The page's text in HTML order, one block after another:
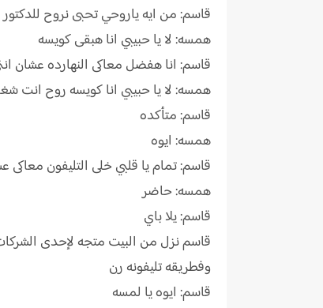
قاسم: من ايه ياروحي تحبى نروح للدكتور
همسه: لا يا حبيبي انا هبقى كويسه
قاسم: انا هفضل معاكى النهارده عشان
همسه: لا يا حبيبي انا كويسه روح انت
قاسم: متأكده
همسه: ايوه
قاسم: تمام يا قلبي خلى التليفون
همسه: حاضر
قاسم: يلا باي
قاسم نزل من البيت متجه لإحدى
وفطريقه تليفونه رن
قاسم: ايوه يا لمسه